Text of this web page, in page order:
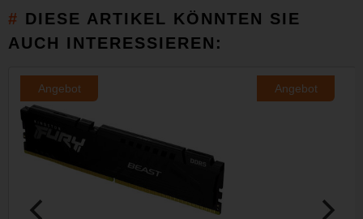
DIESE ARTIKEL KÖNNTEN SIE
AUCH INTERESSIEREN:
Angebot Angebot